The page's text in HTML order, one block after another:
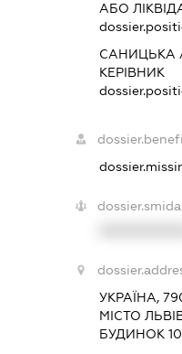
АБО
САНИЦЬКА
КЕРІВНИК
УКРАЇНА,
МІСТО
БУДИНОК